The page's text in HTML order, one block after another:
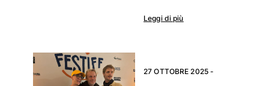
Bambina
Vedi tutti i Bambina
Leggi di più
27 OTTOBRE 2025 -